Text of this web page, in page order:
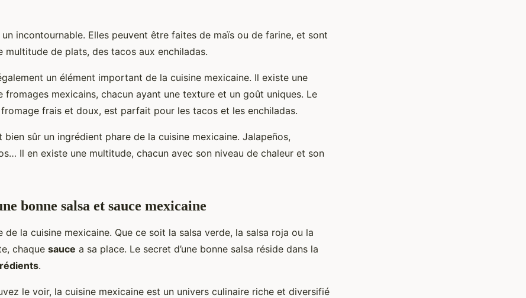
un incontournable. Elles peuvent être faites de maïs ou de farine, et sont
multitude de plats, des tacos aux enchiladas.
un élément important de la cuisine mexicaine. Il existe une
fromages mexicains, chacun ayant une texture et un goût uniques. Le
frais et doux, est parfait pour les tacos et les enchiladas.
bien sûr un ingrédient phare de la cuisine mexicaine. Jalapeños,
Il en existe une multitude, chacun avec son niveau de chaleur et son
bonne salsa et sauce mexicaine
de la cuisine mexicaine. Que ce soit la salsa verde, la salsa roja ou la
chaque sauce a sa place. Le secret d’une bonne salsa réside dans la
.
le voir, la cuisine mexicaine est un univers culinaire riche et diversifié